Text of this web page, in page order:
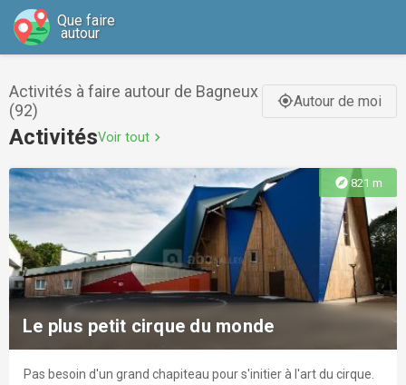
Que faire
autour
Activités à faire autour de Bagneux
(92)
gps_fixedAutour de moi
ActivitésVoir tout chevron_right
explore821 m
Le plus petit cirque du monde
Pas besoin d'un grand chapiteau pour s'initier à l'art du cirque.